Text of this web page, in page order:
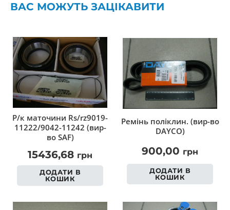
ВАС МОЖУТЬ ЗАЦІКАВИТИ
Р/к маточини Rs/rz9019-
11222/9042-11242 (вир-
во SAF)
15436,68 грн
ДОДАТИ В
КОШИК
Ремінь поліклин. (вир-во
DAYCO)
900,00 грн
ДОДАТИ В
КОШИК